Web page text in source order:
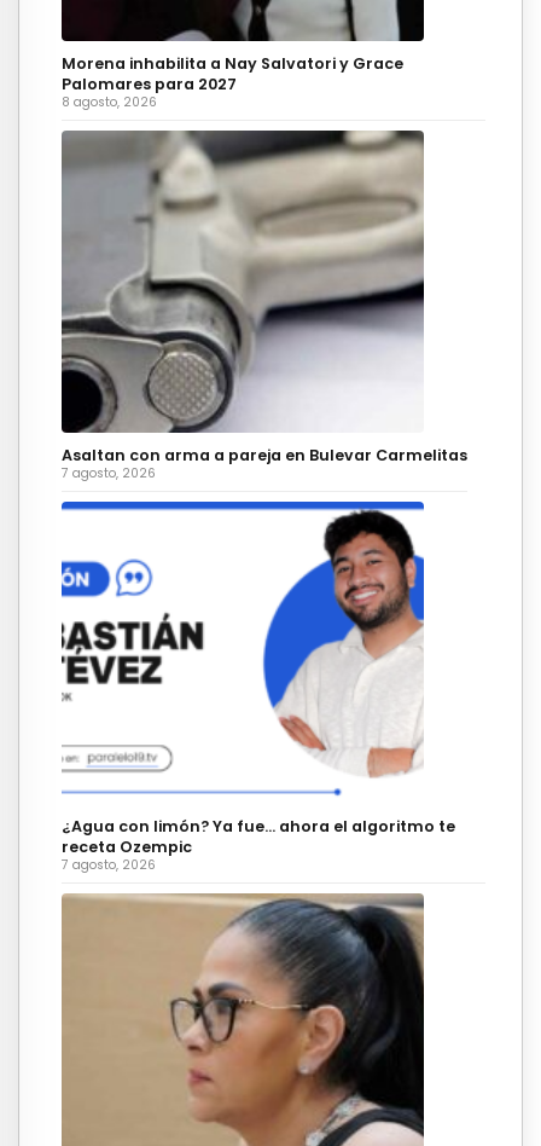
Morena inhabilita a Nay Salvatori y Grace
Palomares para 2027
8 agosto, 2026
Asaltan con arma a pareja en Bulevar Carmelitas
7 agosto, 2026
¿Agua con limón? Ya fue… ahora el algoritmo te
receta Ozempic
7 agosto, 2026